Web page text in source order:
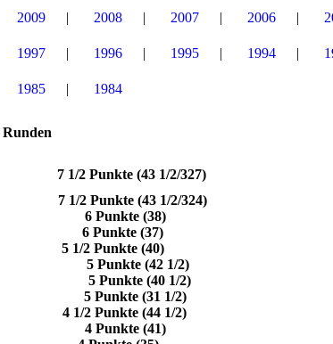
2009 2008 2007 2006
1997 1996 1995 1994
1985 1984
Runden
2 Punkte (43 1/2/327)
Punkte (43 1/2/324)
Punkte (38)
Punkte (37)
2 Punkte (40)
Punkte (42 1/2)
Punkte (40 1/2)
(31 1/2)
Punkte (44 1/2)
4 Punkte (41)